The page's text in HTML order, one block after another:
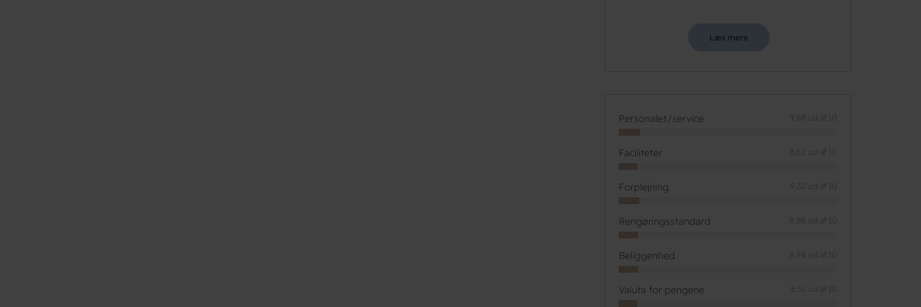
Læs mere
Personalet/service 9,68 ud af 10
Faciliteter 8,62 ud af 10
Forplejning 9,32 ud af 10
Rengøringsstandard 8,88 ud af 10
Beliggenhed 8,94 ud af 10
Valuta for pengene 8,51 ud af 10